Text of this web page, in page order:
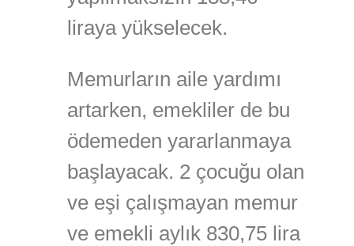
liraya yükselecek.
Memurların aile yardımı
artarken, emekliler de bu
ödemeden yararlanmaya
başlayacak. 2 çocuğu olan
ve eşi çalışmayan memur
ve emekli aylık 830,75 lira